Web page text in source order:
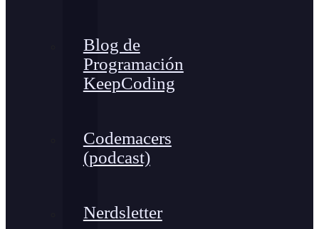
Blog de
Programación
KeepCoding
Codemacers
(podcast)
Nerdsletter